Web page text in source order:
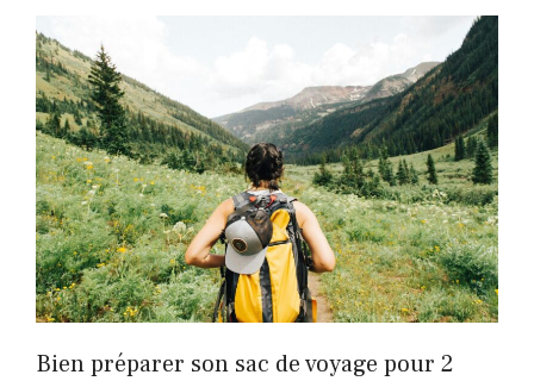
Bien préparer son sac de voyage pour 2